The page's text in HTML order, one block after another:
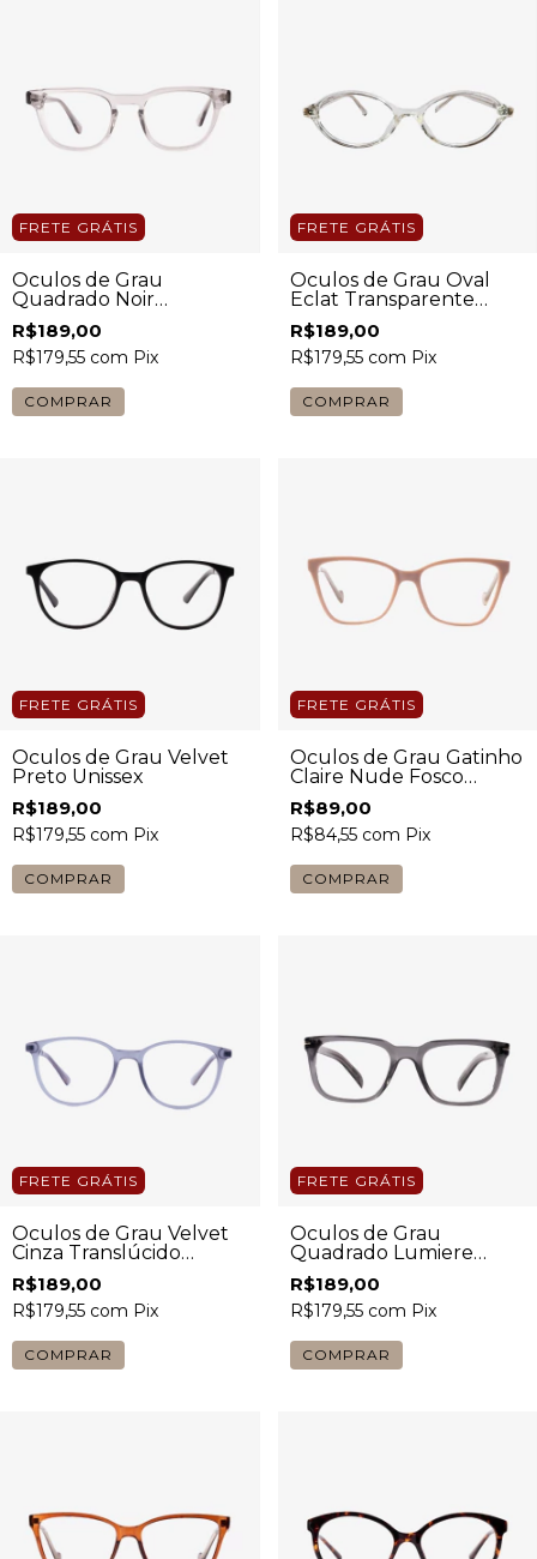
FRETE GRÁTIS
Óculos de Grau
Quadrado Noir
Transparente Cinza
Unissex
R$189,00
R$179,55 com Pix
COMPRAR
FRETE GRÁTIS
Óculos de Grau Oval
Eclat Transparente
Cristal Feminino
R$189,00
R$179,55 com Pix
COMPRAR
FRETE GRÁTIS
Óculos de Grau Velvet
Preto Unissex
R$189,00
R$179,55 com Pix
COMPRAR
FRETE GRÁTIS
Óculos de Grau Gatinho
Claire Nude Fosco
Feminino
R$89,00
R$84,55 com Pix
COMPRAR
FRETE GRÁTIS
Óculos de Grau Velvet
Cinza Translúcido
Unissex
R$189,00
R$179,55 com Pix
COMPRAR
FRETE GRÁTIS
Óculos de Grau
Quadrado Lumiere
Transparente Cinza
Unissex
R$189,00
R$179,55 com Pix
COMPRAR